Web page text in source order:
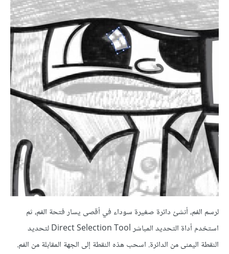
لرسم الفم، أنشئ دائرة صغيرة سوداء في أقصى يسار فتحة الفم، ثم
استخدم أداة التحديد المباشر Direct Selection Tool لتحديد
النقطة اليمنى من الدائرة. اسحب هذه النقطة إلى الجهة المقابلة من الفم.